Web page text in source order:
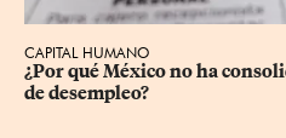
CAPITAL HUMANO
¿Por qué México no ha
de desempleo?